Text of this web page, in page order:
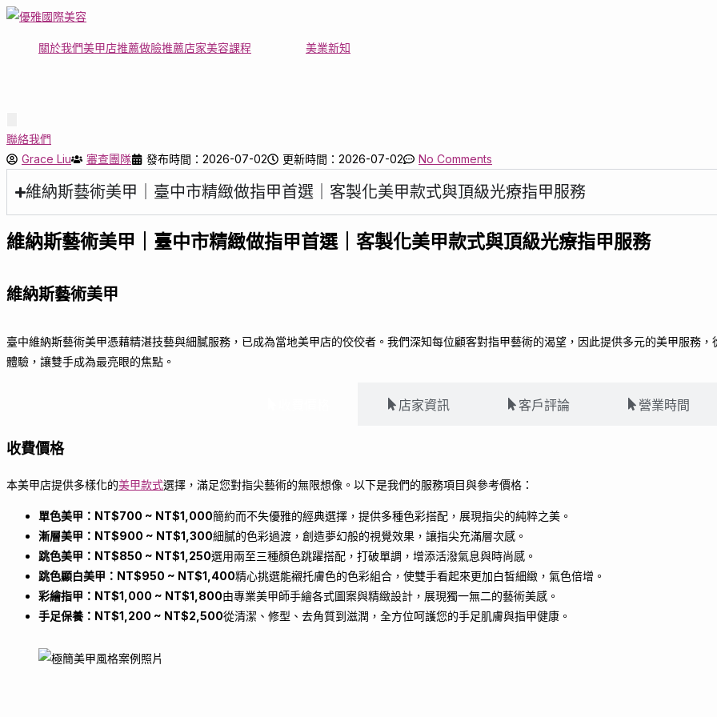
Skip
content
關於我們美甲店推薦做臉推薦店家美容課程 美業新知
聯絡我們
Grace Liu
審查團隊 發布時間：2026-07-02 更新時間：2026-07-02 No Comments
維納斯藝術美甲｜臺中市精緻做指甲首選｜客製化美甲款式與頂級光療指甲服務
維納斯藝術美甲｜臺中市精緻做指甲首選｜客製化美甲款式與頂級光療指甲服務
維納斯藝術美甲
臺中維納斯藝術美甲憑藉精湛技藝與細膩服務，已成為當地美甲店的佼佼者。我們深知每位顧客對指甲藝術的渴望，因此提供多元的美甲服務
體驗，讓雙手成為最亮眼的焦點。
店家資訊 客戶評論 營業時間
收費價格
本美甲店提供多樣化的美甲款式選擇，滿足您對指尖藝術的無限想像。以下是我們的服務項目與參考價格：
單色美甲：NT$700 ~ NT$1,000簡約而不失優雅的經典選擇，提供多種色彩搭配，展現指尖的純粹之美。
漸層美甲：NT$900 ~ NT$1,300細膩的色彩過渡，創造夢幻般的視覺效果，讓指尖充滿層次感。
跳色美甲：NT$850 ~ NT$1,250選用兩至三種顏色跳躍搭配，打破單調，增添活潑氣息與時尚感。
跳色顯白美甲：NT$950 ~ NT$1,400精心挑選能襯托膚色的色彩組合，使雙手看起來更加白皙細緻，氣色倍增。
彩繪指甲：NT$1,000 ~ NT$1,800由專業美甲師手繪各式圖案與精緻設計，展現獨一無二的藝術美感。
手足保養：NT$1,200 ~ NT$2,500從清潔、修型、去角質到滋潤，全方位呵護您的手足肌膚與指甲健康。